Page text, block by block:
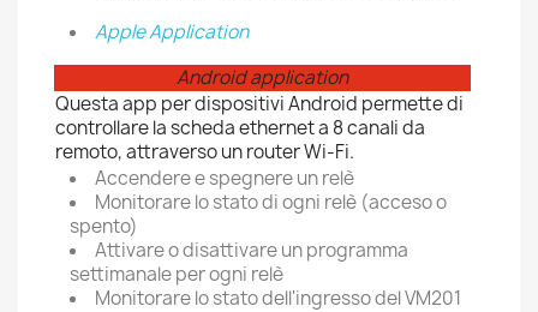
Apple Application
Android application
Questa app per dispositivi Android permette di
controllare la scheda ethernet a 8 canali da
remoto, attraverso un router Wi-Fi.
Accendere e spegnere un relè
Monitorare lo stato di ogni relè (acceso o
spento)
Attivare o disattivare un programma
settimanale per ogni relè
Monitorare lo stato dell'ingresso del VM201